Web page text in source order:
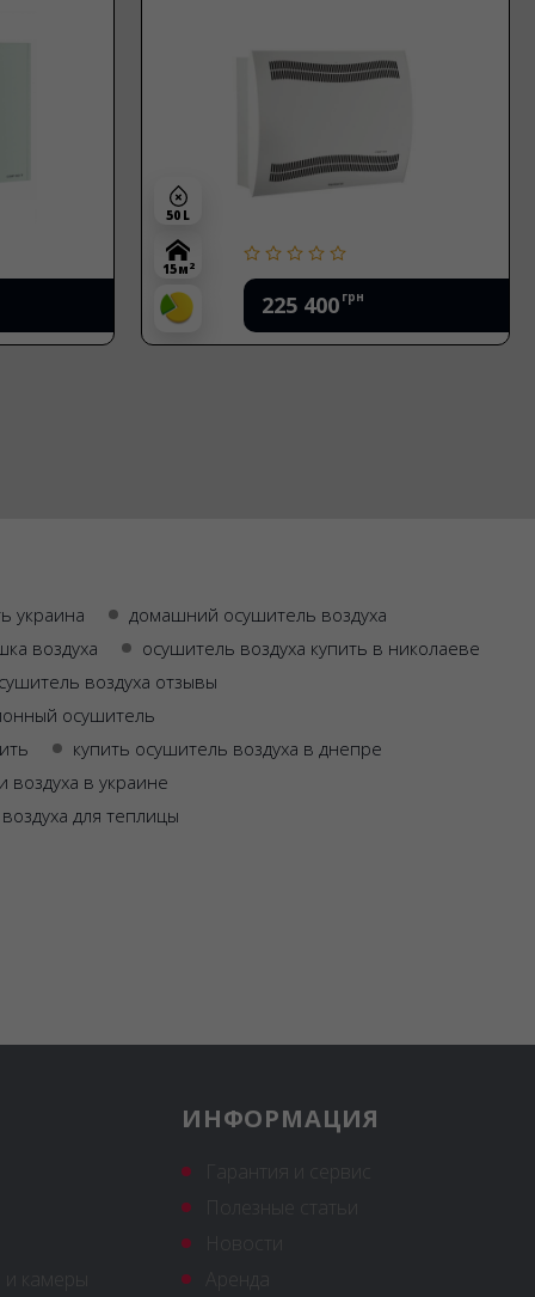
225 400 грн
50 L
15 м 2
украина
домашний осушитель воздуха
воздуха
осушитель воздуха купить в николаеве
воздуха отзывы
осушитель
купить осушитель воздуха в днепре
воздуха в украине
для теплицы
ИНФОРМАЦИЯ